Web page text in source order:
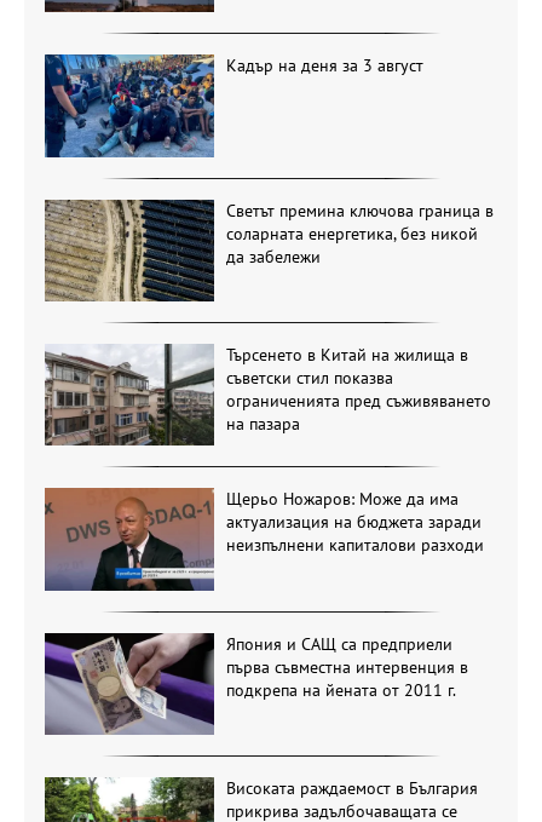
Кадър на деня за 3 август
Светът премина ключова граница в
соларната енергетика, без никой
да забележи
Търсенето в Китай на жилища в
съветски стил показва
ограниченията пред съживяването
на пазара
Щерьо Ножаров: Може да има
актуализация на бюджета заради
неизпълнени капиталови разходи
Япония и САЩ са предприели
първа съвместна интервенция в
подкрепа на йената от 2011 г.
Високата раждаемост в България
прикрива задълбочаващата се